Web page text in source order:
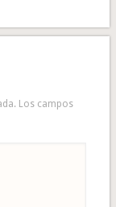
Los campos